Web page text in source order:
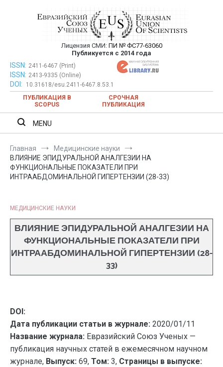
Евразийский Союз Ученых —
публикация научных статей в
ежемесячном научном журнале
Лицензия СМИ: ПИ № ФС77-63060
Публикуется с 2014 года
Евразийский Союз Ученых — публикация научных статей в
ежемесячном научном журнале
ISSN: 2411-6467 (Print)
ISSN: 2413-9335 (Online)
DOI:
10.31618/esu.2411-6467.8.53.1
ПУБЛИКАЦИЯ В
SCOPUS
СРОЧНАЯ
ПУБЛИКАЦИЯ
MENU
Главная
Медицинские науки
ВЛИЯНИЕ ЭПИДУРАЛЬНОЙ АНАЛГЕЗИИ НА
ФУНКЦИОНАЛЬНЫЕ ПОКАЗАТЕЛИ ПРИ
ИНТРААБДОМИНАЛЬНОЙ ГИПЕРТЕНЗИИ (28-33)
МЕДИЦИНСКИЕ НАУКИ
ВЛИЯНИЕ ЭПИДУРАЛЬНОЙ АНАЛГЕЗИИ НА
ФУНКЦИОНАЛЬНЫЕ ПОКАЗАТЕЛИ ПРИ
ИНТРААБДОМИНАЛЬНОЙ ГИПЕРТЕНЗИИ (28-
33)
DOI:
Дата публикации статьи в журнале: 2020/01/11
Название журнала: Евразийский Союз Ученых —
публикация научных статей в ежемесячном научном
журнале, Выпуск: 69, Том: 3, Страницы в выпуске: